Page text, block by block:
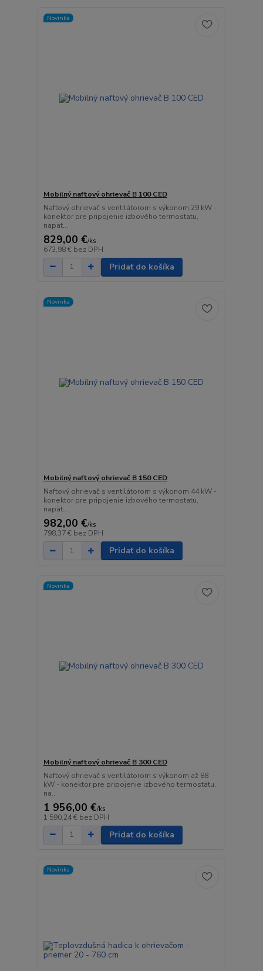
Novinka
Mobilný naftový ohrievač B 100 CED
Naftový ohrievač s ventilátorom s výkonom 29 kW -
konektor pre pripojenie izbového termostatu,
napät...
829,00 €/ks
673,98 € bez DPH
Pridať do košíka
Novinka
Mobilný naftový ohrievač B 150 CED
Naftový ohrievač s ventilátorom s výkonom 44 kW -
konektor pre pripojenie izbového termostatu,
napät...
982,00 €/ks
798,37 € bez DPH
Pridať do košíka
Novinka
Mobilný naftový ohrievač B 300 CED
Naftový ohrievač s ventilátorom s výkonom až 88
kW - konektor pre pripojenie izbového termostatu,
na...
1 956,00 €/ks
1 590,24 € bez DPH
Pridať do košíka
Novinka